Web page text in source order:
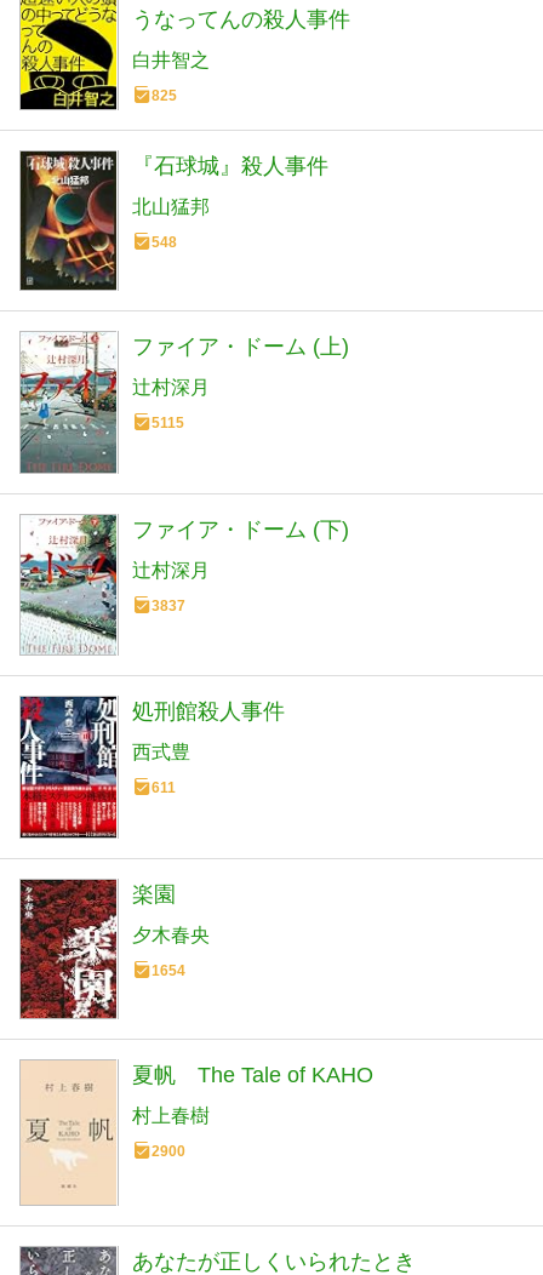
うなってんの殺人事件
白井智之
825
『石球城』殺人事件
北山猛邦
548
ファイア・ドーム (上)
辻村深月
5115
ファイア・ドーム (下)
辻村深月
3837
処刑館殺人事件
西式豊
611
楽園
夕木春央
1654
夏帆 The Tale of KAHO
村上春樹
2900
あなたが正しくいられたとき